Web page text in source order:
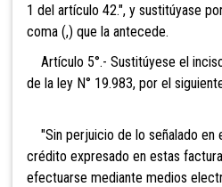
1 del artículo 42.", y sustitúyase
coma (,) que la antecede.
Artículo 5°.- Sustitúyese el
de la ley N° 19.983, por el
"Sin perjuicio de lo señalado en
crédito expresado en estas
efectuarse mediante medios